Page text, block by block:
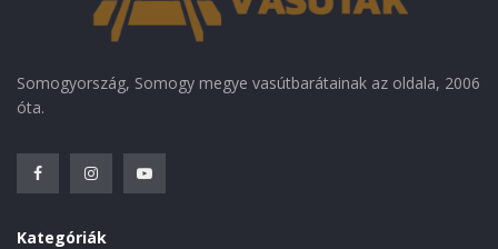
Somogyország, Somogy megye vasútbarátainak az oldala, 2006
óta.
Kategóriák